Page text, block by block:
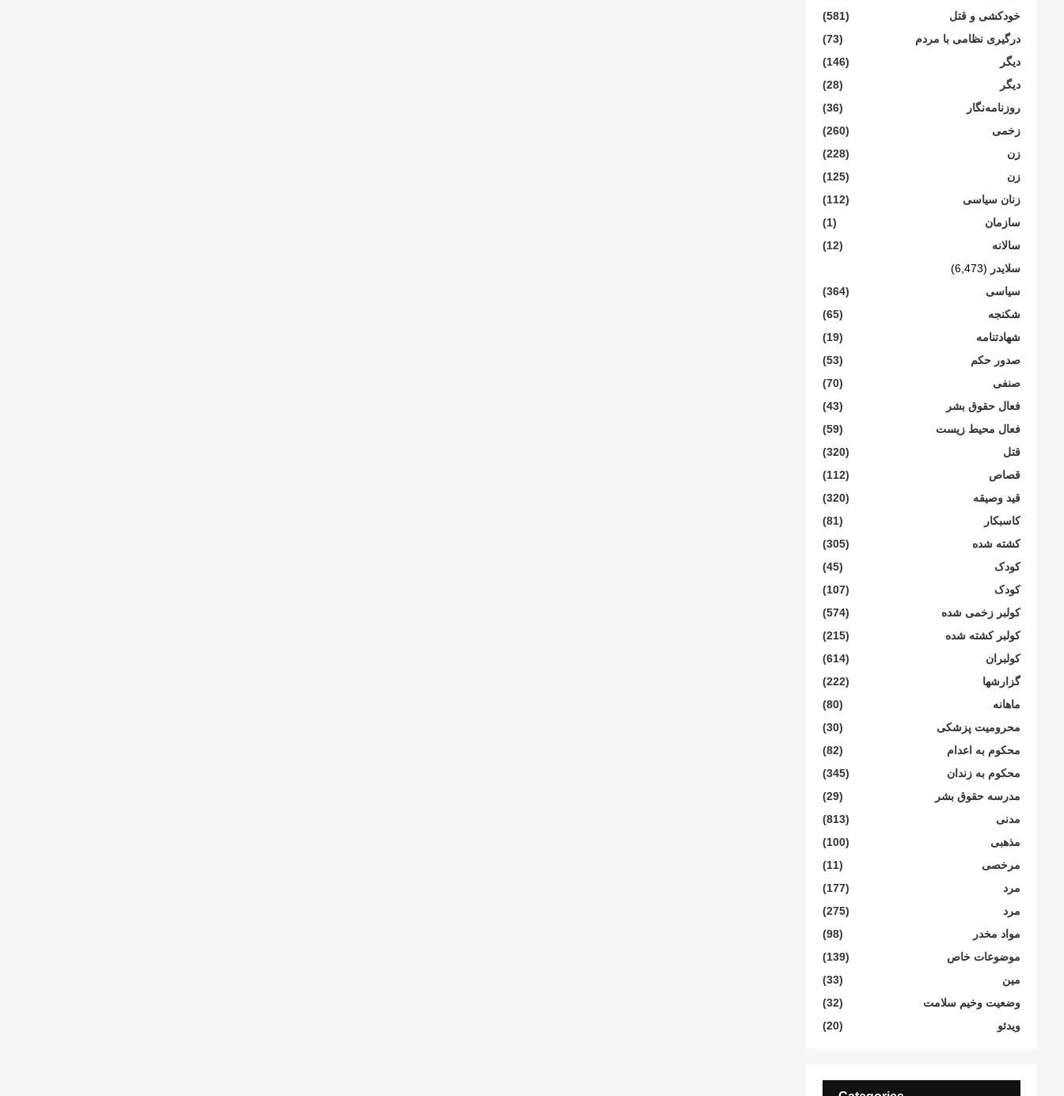
خودکشی و قتل
(581)
درگیری نظامی با مردم
(73)
دیگر
(146)
دیگر
(28)
روزنامەنگار
(36)
زخمی
(260)
زن
(228)
زن
(125)
زنان سیاسی
(112)
سازمان
(1)
سالانە
(12)
سلایدر (6,473)
سیاسی
(364)
شکنجە
(65)
شهادتنامە
(19)
صدور حکم
(53)
صنفی
(70)
فعال حقوق بشر
(43)
فعال محیط زیست
(59)
قتل
(320)
قصاص
(112)
قید وصیقه
(320)
کاسبکار
(81)
کشته شده
(305)
کودک
(45)
کودک
(107)
کولبر زخمی شدە
(574)
کولبر کشتە شدە
(215)
کولبران
(614)
گزارشها
(222)
ماهانە
(80)
محرومیت پزشکی
(30)
محکوم بە اعدام
(82)
محکوم بە زندان
(345)
مدرسە حقوق بشر
(29)
مدنی
(813)
مذهبی
(100)
مرخصی
(11)
مرد
(177)
مرد
(275)
مواد مخدر
(98)
موضوعات خاص
(139)
مین
(33)
وضعیت وخیم سلامت
(32)
ویدئو
(20)